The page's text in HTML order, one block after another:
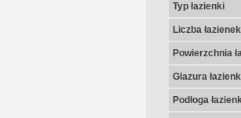
Typ łazienki
Liczba łazienek
Powierzchnia
Glazura
Podłoga